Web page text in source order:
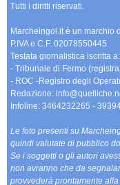
Tutti i diritti riservati.
Marcheingol.it è un marchio
P.IVA e C.F. 02078550445
Testata giornalistica iscritta a:
- Tribunale di Fermo
- ROC -Registro degli
Redazione:
Infoline: 3464232265 -
Le foto presenti su
quindi valutate di pubblico
Se i soggetti o gli autori
non avranno che da
provvederà prontamente